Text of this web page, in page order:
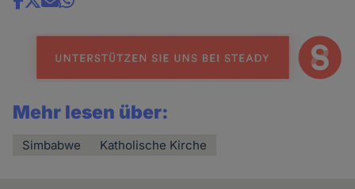
Share
news
Mehr lesen über:
Simbabwe Katholische Kirche